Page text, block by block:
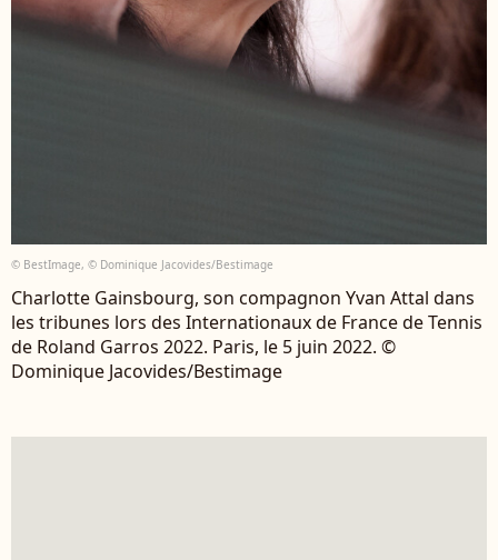
© BestImage, © Dominique Jacovides/Bestimage
Charlotte Gainsbourg, son compagnon Yvan Attal dans
les tribunes lors des Internationaux de France de Tennis
de Roland Garros 2022. Paris, le 5 juin 2022. ©
Dominique Jacovides/Bestimage